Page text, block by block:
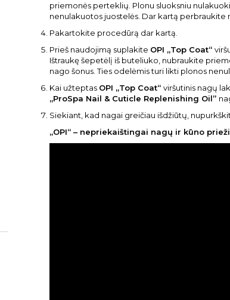
priemonės perteklių. Plonu sluoksniu
nenulakuotos juostelės. Dar kartą perbraukite
Pakartokite procedūrą dar kartą.
Prieš naudojimą suplakite OPI „Top Coat“
Ištraukę šepetėlį iš buteliuko, nubraukite
nago šonus. Ties odelėmis turi likti plonos
Kai užteptas OPI „Top Coat“ viršutinis nagų
„ProSpa Nail & Cuticle Replenishing Oil”
Siekiant, kad nagai greičiau išdžiūtų,
„OPI“ – nepriekaištingai nagų ir kūno